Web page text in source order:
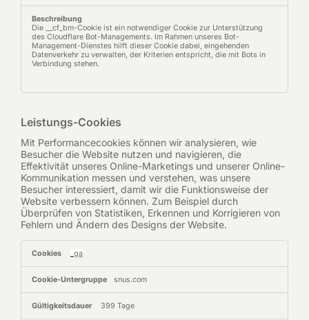
Die __cf_bm-Cookie ist ein notwendiger Cookie zur Unterstützung
des Cloudflare Bot-Managements. Im Rahmen unseres Bot-
Management-Dienstes hilft dieser Cookie dabei, eingehenden
Datenverkehr zu verwalten, der Kriterien entspricht, die mit Bots in
Verbindung stehen.
Leistungs-Cookies
Mit Performancecookies können wir analysieren, wie
Besucher die Website nutzen und navigieren, die
Effektivität unseres Online-Marketings und unserer Online-
Kommunikation messen und verstehen, was unsere
Besucher interessiert, damit wir die Funktionsweise der
Website verbessern können. Zum Beispiel durch
Überprüfen von Statistiken, Erkennen und Korrigieren von
Fehlern und Ändern des Designs der Website.
Leistungs-
Cookies
_ga
snus.com
399 Tage